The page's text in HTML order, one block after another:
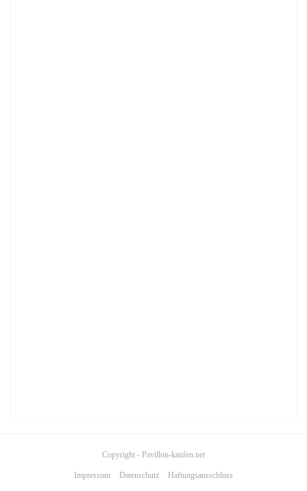
Copyright - Pavillon-kaufen.net
Impressum Datenschutz Haftungsausschluss